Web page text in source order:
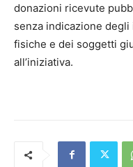
donazioni ricevute
senza indicazione
fisiche e dei soggetti
all’iniziativa.